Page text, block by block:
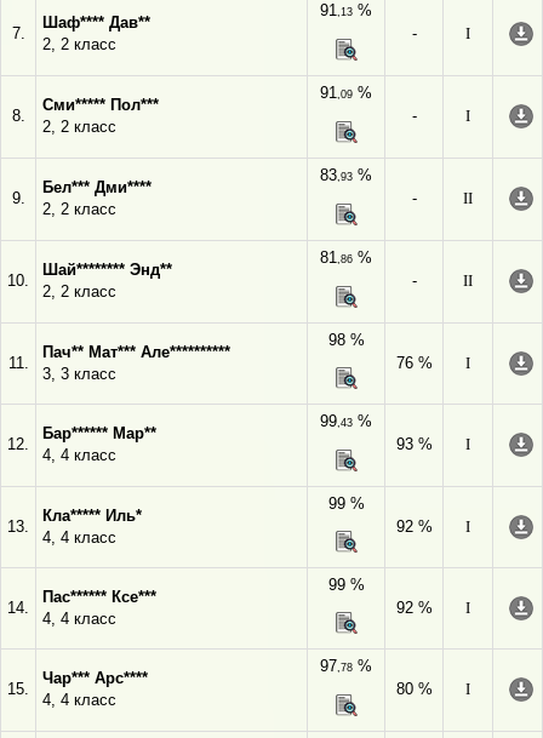
7.
Шаф**** Дав**
2, 2 класс
91,13 %
-
I
8.
Сми***** Пол***
2, 2 класс
91,09 %
-
I
9.
Бел*** Дми****
2, 2 класс
83,93 %
-
II
10.
Шай******** Энд**
2, 2 класс
81,86 %
-
II
11.
Пач** Мат*** Але**********
3, 3 класс
98 %
76 %
I
12.
Бар****** Мар**
4, 4 класс
99,43 %
93 %
I
13.
Кла***** Иль*
4, 4 класс
99 %
92 %
I
14.
Пас****** Ксе***
4, 4 класс
99 %
92 %
I
15.
Чар*** Арс****
4, 4 класс
97,78 %
80 %
I